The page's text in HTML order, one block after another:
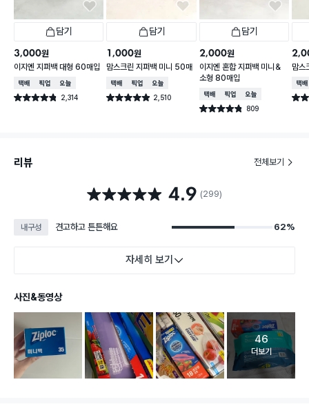
담기
3,000원
이지엔 지퍼백 대형 60매입
택배배송매장픽업오늘배송
별점 4.8점 2,314
건 작성
담기
1,000원
맘스크린 지퍼백 미니 50매
택배배송매장픽업오늘배송
별점 4.9점 2,510
건 작성
담기
2,000원
이지엔 혼합 지퍼백 미니＆
소형 80매입
택배배송매장픽업오늘배송
별점 4.8점 809
건 작성
맘스
택배
별점
리뷰 전체보기
별점 4.9점 4.9 (299)
내구성 견고하고 튼튼해요 62%
자세히 보기
사진&동영상
고객 리뷰
46
더보기